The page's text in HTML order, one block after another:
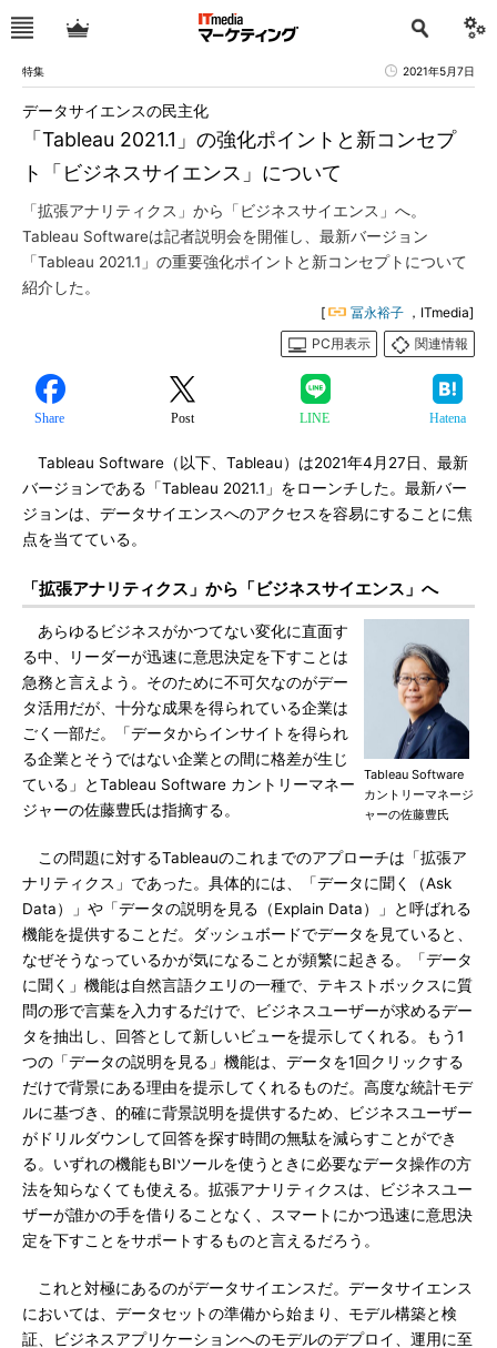
特集 2021年5月7日
「Tableau 2021.1」の強化ポイントと新コンセプ
ト「ビジネスサイエンス」について
データサイエンスの民主化
「拡張アナリティクス」から「ビジネスサイエンス」へ。
Tableau Softwareは記者説明会を開催し、最新バージョン
「Tableau 2021.1」の重要強化ポイントと新コンセプトについて
紹介した。
[ 冨永裕子 ，ITmedia]
PC用表示
関連情報
Share Post LINE Hatena
Tableau Software（以下、Tableau）は2021年4月27日、最新
バージョンである「Tableau 2021.1」をローンチした。最新バー
ジョンは、データサイエンスへのアクセスを容易にすることに焦
点を当てている。
「拡張アナリティクス」から「ビジネスサイエンス」へ
Tableau Software
カントリーマネージ
ャーの佐藤豊氏
あらゆるビジネスがかつてない変化に直面す
る中、リーダーが迅速に意思決定を下すことは
急務と言えよう。そのために不可欠なのがデー
タ活用だが、十分な成果を得られている企業は
ごく一部だ。「データからインサイトを得られ
る企業とそうではない企業との間に格差が生じ
ている」とTableau Software カントリーマネー
ジャーの佐藤豊氏は指摘する。
この問題に対するTableauのこれまでのアプローチは「拡張ア
ナリティクス」であった。具体的には、「データに聞く（Ask
Data）」や「データの説明を見る（Explain Data）」と呼ばれる
機能を提供することだ。ダッシュボードでデータを見ていると、
なぜそうなっているかが気になることが頻繁に起きる。「データ
に聞く」機能は自然言語クエリの一種で、テキストボックスに質
問の形で言葉を入力するだけで、ビジネスユーザーが求めるデー
タを抽出し、回答として新しいビューを提示してくれる。もう1
つの「データの説明を見る」機能は、データを1回クリックする
だけで背景にある理由を提示してくれるものだ。高度な統計モデ
ルに基づき、的確に背景説明を提供するため、ビジネスユーザー
がドリルダウンして回答を探す時間の無駄を減らすことができ
る。いずれの機能もBIツールを使うときに必要なデータ操作の方
法を知らなくても使える。拡張アナリティクスは、ビジネスユー
ザーが誰かの手を借りることなく、スマートにかつ迅速に意思決
定を下すことをサポートするものと言えるだろう。
これと対極にあるのがデータサイエンスだ。データサイエンス
においては、データセットの準備から始まり、モデル構築と検
証、ビジネスアプリケーションへのモデルのデプロイ、運用に至